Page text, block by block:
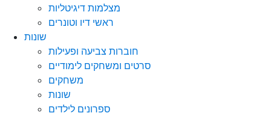
מצלמות דיגיטליות
ראשי דיו וטונרים
שונות
חוברות צביעה ופעילות
סרטים ומשחקים לימודיים
משחקים
שונות
ספרונים לילדים